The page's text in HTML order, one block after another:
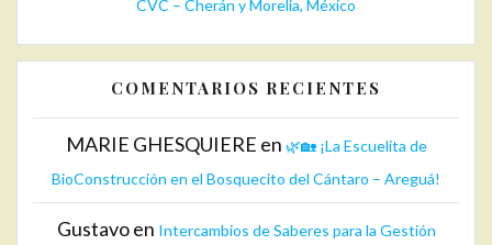
CVC – Cherán y Morelia, México
COMENTARIOS RECIENTES
MARIE GHESQUIERE en 🌿🏡 ¡La Escuelita de
BioConstrucción en el Bosquecito del Cántaro – Areguá!
Gustavoen Intercambios de Saberes para la Gestión